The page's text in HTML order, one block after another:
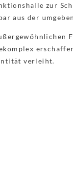
zur
aus der
verleiht.